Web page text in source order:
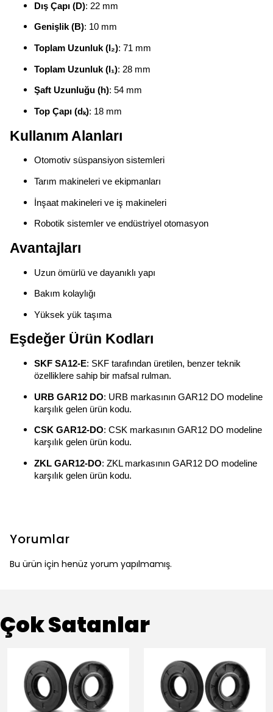
Dış Çapı (D): 22 mm
Genişlik (B): 10 mm
Toplam Uzunluk (l₂): 71 mm
Toplam Uzunluk (l₁): 28 mm
Şaft Uzunluğu (h): 54 mm
Top Çapı (dₖ): 18 mm
Kullanım Alanları
Otomotiv süspansiyon sistemleri
Tarım makineleri ve ekipmanları
İnşaat makineleri ve iş makineleri
Robotik sistemler ve endüstriyel otomasyon
Avantajları
Uzun ömürlü ve dayanıklı yapı
Bakım kolaylığı
Yüksek yük taşıma
Eşdeğer Ürün Kodları
SKF SA12-E: SKF tarafından üretilen, benzer teknik
özelliklere sahip bir mafsal rulman.
URB GAR12 DO: URB markasının GAR12 DO modeline
karşılık gelen ürün kodu.
CSK GAR12-DO: CSK markasının GAR12 DO modeline
karşılık gelen ürün kodu.
ZKL GAR12-DO: ZKL markasının GAR12 DO modeline
karşılık gelen ürün kodu.
Yorumlar
Bu ürün için henüz yorum yapılmamış.
Çok Satanlar